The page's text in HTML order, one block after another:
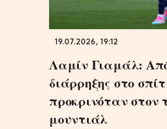
19.07.2026, 19:12
Λαμίν Γιαμάλ:
διάρρηξης στο
προκρινόταν στον
μουντιάλ